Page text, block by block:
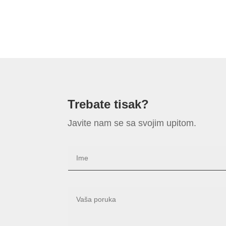
Trebate tisak?
Javite nam se sa svojim upitom.